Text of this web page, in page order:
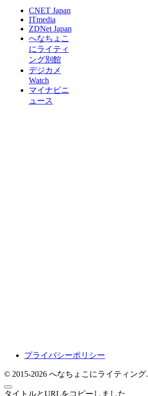
CNET Japan
ITmedia
ZDNet Japan
へなちょこ
にライティ
ング別館
デジカメ
Watch
マイナビニ
ュース
プライバシーポリシー
© 2015-2026 へなちょこにライティング.
タイトルとURLをコピーしました